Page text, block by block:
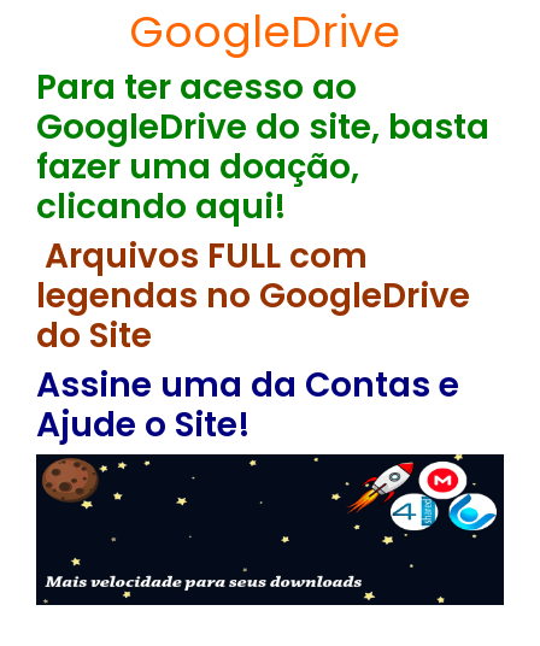
GoogleDrive
Para ter acesso ao
GoogleDrive do site, basta
fazer uma doação,
clicando aqui!
Arquivos FULL com
legendas no GoogleDrive
do Site
Assine uma da Contas e
Ajude o Site!